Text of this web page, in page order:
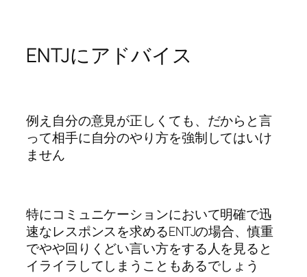
ENTJにアドバイス
例え自分の意見が正しくても、だからと言
って相手に自分のやり方を強制してはいけ
ません
特にコミュニケーションにおいて明確で迅
速なレスポンスを求めるENTJの場合、慎重
でやや回りくどい言い方をする人を見ると
イライラしてしまうこともあるでしょう